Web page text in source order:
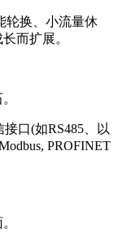
轮换、小流量休
而扩展。
口(如RS485、以
PROFINET